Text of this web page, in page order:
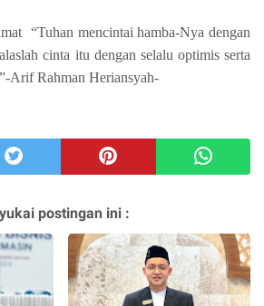
“Tuhan mencintai hamba-Nya dengan
cinta itu dengan selalu optimis serta
Arif Rahman Heriansyah-
postingan ini :